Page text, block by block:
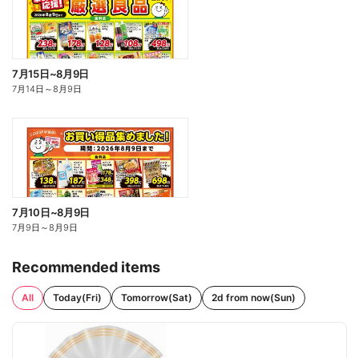
7月15日~8月9日
7月14日 ～8月9日
7月10日~8月9日
7月9日 ～8月9日
Recommended items
All Today(Fri) Tomorrow(Sat) 2d from now(Sun)